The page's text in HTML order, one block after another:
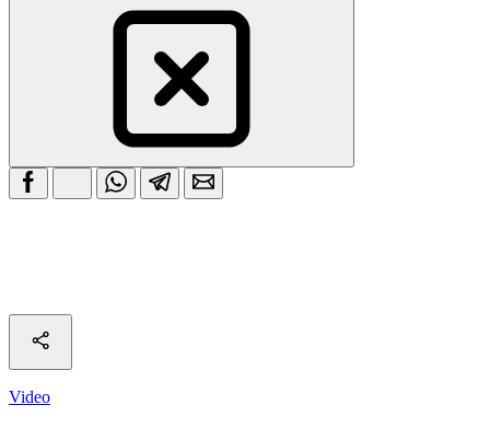
Video